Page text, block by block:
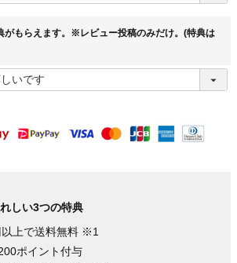
がもらえます。※レビュー投稿のみだけ。(特典は
しい3つの特典
上で送料無料 ※1
ポイント付与